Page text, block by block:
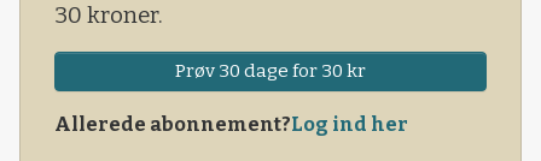
30 kroner.
Prøv 30 dage for 30 kr
Allerede abonnement?Log ind her